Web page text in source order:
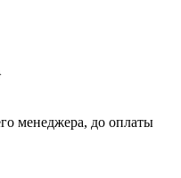
менеджера, до оплаты